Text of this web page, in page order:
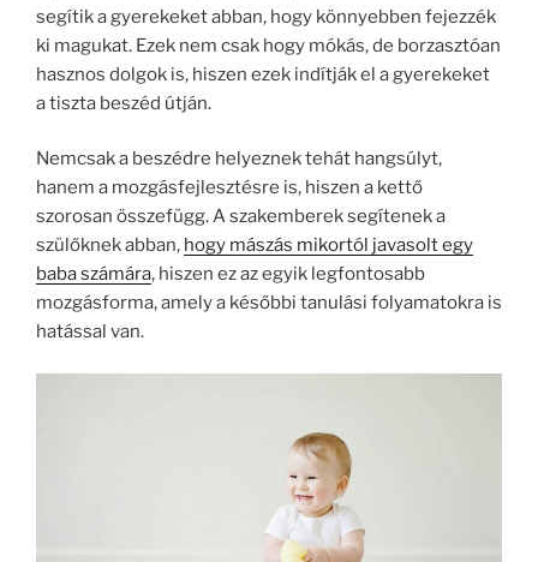
segítik a gyerekeket abban, hogy könnyebben fejezzék
ki magukat. Ezek nem csak hogy mókás, de borzasztóan
hasznos dolgok is, hiszen ezek indítják el a gyerekeket
a tiszta beszéd útján.
Nemcsak a beszédre helyeznek tehát hangsúlyt,
hanem a mozgásfejlesztésre is, hiszen a kettő
szorosan összefügg. A szakemberek segítenek a
szülőknek abban, hogy mászás mikortól javasolt egy
baba számára, hiszen ez az egyik legfontosabb
mozgásforma, amely a későbbi tanulási folyamatokra is
hatással van.